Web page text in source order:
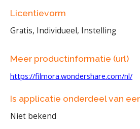
Licentievorm
Gratis, Individueel, Instelling
Meer productinformatie (url)
https://filmora.wondershare.com/nl/
Is applicatie onderdeel van
Niet bekend